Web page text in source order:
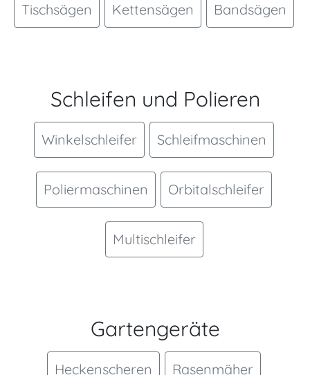
Tischsägen Kettensägen Bandsägen
Schleifen und Polieren
Winkelschleifer Schleifmaschinen
Poliermaschinen Orbitalschleifer
Multischleifer
Gartengeräte
Heckenscheren Rasenmäher